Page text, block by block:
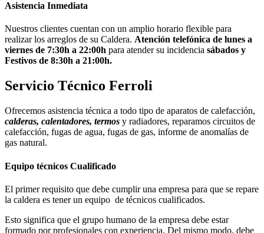
Asistencia Inmediata
Nuestros clientes cuentan con un amplio horario flexible para
realizar los arreglos de su Caldera. Atención telefónica de lunes a
viernes de 7:30h a 22:00h para atender su incidencia sábados y
Festivos de 8:30h a 21:00h.
Servicio Técnico Ferroli
Ofrecemos asistencia técnica a todo tipo de aparatos de calefacción,
calderas, calentadores, termos y radiadores, reparamos circuitos de
calefacción, fugas de agua, fugas de gas, informe de anomalías de
gas natural.
Equipo técnicos Cualificado
El primer requisito que debe cumplir una empresa para que se repare
la caldera es tener un equipo de técnicos cualificados.
Esto significa que el grupo humano de la empresa debe estar
formado por profesionales con experiencia. Del mismo modo, debe